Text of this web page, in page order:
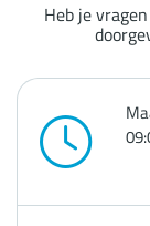
Heb je